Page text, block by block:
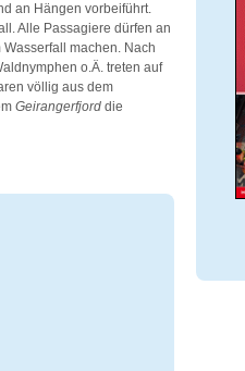
an Hängen vorbeiführt.
Alle Passagiere dürfen an
machen. Nach
o.Ä. treten auf
völlig aus dem
Geirangerfjord die